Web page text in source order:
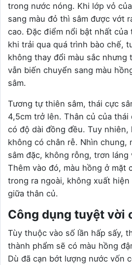
trong nước nóng. Khi lớp vỏ
sang màu đỏ thì sâm được vớt
cao. Đặc điểm nổi bật nhất của
khi trải qua quá trình bào chế,
không thay đổi màu sắc nhưng
vẫn biến chuyển sang màu
sâm.
Tương tự thiên sâm, thái cực
4,5cm trở lên. Thân củ của thái
có độ dài đồng đều. Tuy nhiên,
không có chân rễ. Nhìn chung,
sâm đặc, không rỗng, trơn láng
Thêm vào đó, màu hồng ở mặt
trong ra ngoài, không xuất
giữa thân củ.
Công dụng tuyệt vời
Tùy thuộc vào số lần hấp sấy,
thành phẩm sẽ có màu hồng
Dù đã cạn bớt lượng nước vốn